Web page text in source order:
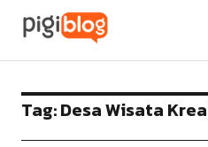
Pigiblog
Tag:Desa Wisata